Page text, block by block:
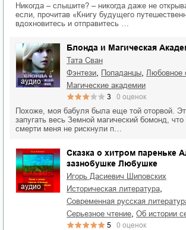
Никогда – слышите? – никогда даже не
если, прочитав «Книгу будущего
вдохновитесь и отправитесь …
аудио
Блонда и Магическая
Тата Сван
фэнтези
попаданцы
магические академии
3 0 оценок
Похоже, моя бабуля была еще той оторвой.
запугать весь Земной магический бомонд,
смерти меня не рискнули п…
аудио
Сказка о хитром пареньке
зазнобушке Любушке
Игорь Дасиевич Шиповских
историческая литература
современная русская
серьезное чтение об истории
5 0 оценок